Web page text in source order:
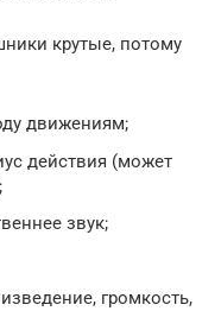
крутые, потому
движениям;
действия (может
звук;
громкость,